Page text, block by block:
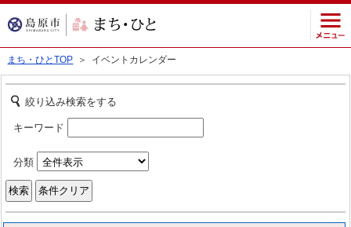
まち・ひとTOP ＞ イベントカレンダー
絞り込み検索をする
キーワード
分類